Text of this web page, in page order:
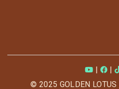
© 2025 GOLDEN LOTUS